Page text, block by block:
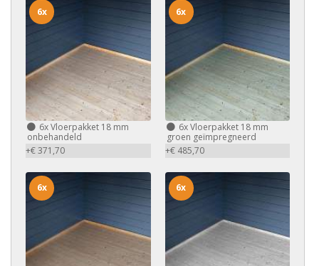
6xVloerpakket 18 mm
onbehandeld
+€ 371,70
6x
6xVloerpakket 18 mm
groen geïmpregneerd
+€ 485,70
6x
6x 6x